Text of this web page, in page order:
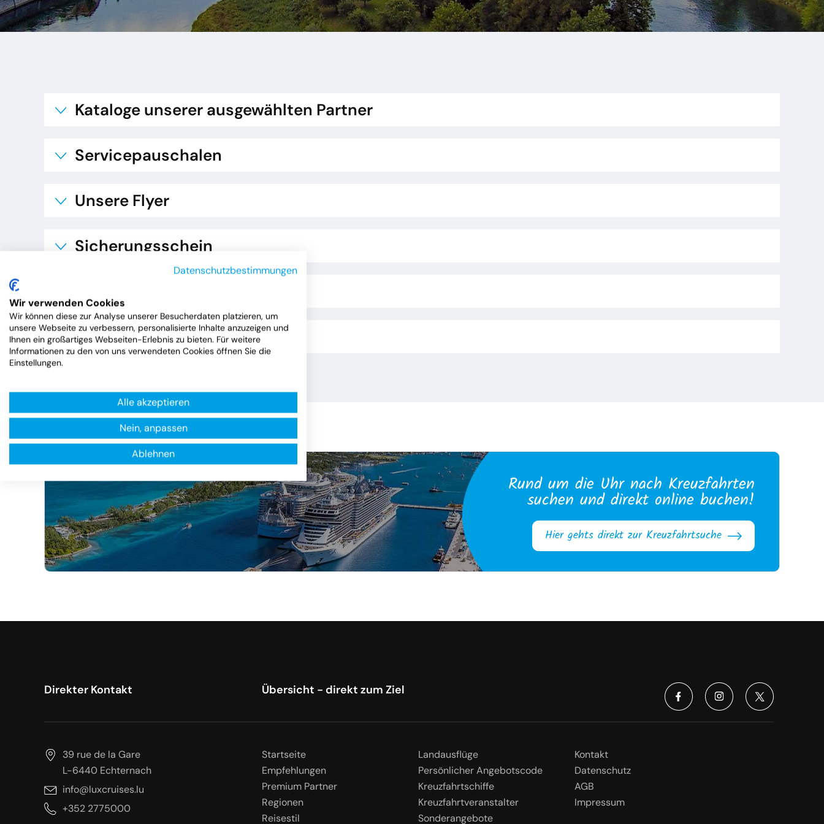
Kataloge unserer ausgewählten Partner
Servicepauschalen
Unsere Flyer
Sicherungsschein
Reiseversicherung
Rund um die Uhr nach Kreuzfahrten
suchen und direkt online buchen!
Hier gehts direkt zur Kreuzfahrtsuche
Direkter Kontakt
39 rue de la Gare
L-6440 Echternach
info@luxcruises.lu
+352 2775000
Übersicht - direkt zum Ziel
Startseite
Empfehlungen
Premium Partner
Regionen
Reisestil
Landausflüge
Persönlicher Angebotscode
Kreuzfahrtschiffe
Kreuzfahrtveranstalter
Sonderangebote
Kontakt
Datenschutz
AGB
Impressum
Datenschutzbestimmungen
Wir verwenden Cookies
Wir können diese zur Analyse unserer Besucherdaten platzieren, um
unsere Webseite zu verbessern, personalisierte Inhalte anzuzeigen und
Ihnen ein großartiges Webseiten-Erlebnis zu bieten. Für weitere
Informationen zu den von uns verwendeten Cookies öffnen Sie die
Einstellungen.
Alle akzeptieren
Nein, anpassen
Ablehnen